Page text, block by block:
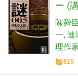
ー (
陳舜
一 連
理作
815